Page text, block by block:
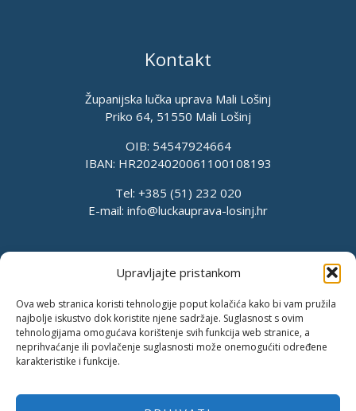
Upravljajte pristankom
Ova web stranica koristi tehnologije poput kolačića kako bi vam pružila
najbolje iskustvo dok koristite njene sadržaje. Suglasnost s ovim
tehnologijama omogućava korištenje svih funkcija web stranice, a
neprihvaćanje ili povlačenje suglasnosti može onemogućiti određene
karakteristike i funkcije.
Kontakt
Županijska lučka uprava Mali Lošinj
Priko 64, 51550 Mali Lošinj
OIB: 54547924664
IBAN: HR2024020061100108193
Tel: +385 (51) 232 020
E-mail: info@luckauprava-losinj.hr